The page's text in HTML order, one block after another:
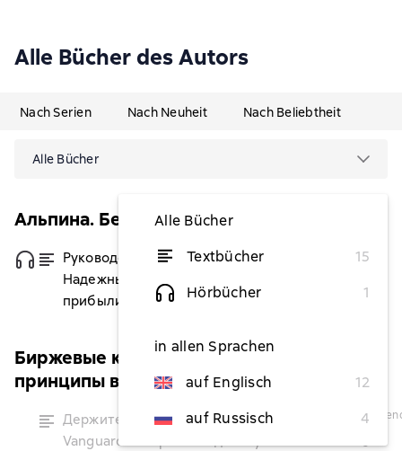
Alle Bücher des Autors
Nach Serien Nach Neuheit Nach Beliebtheit
Alle Bücher
Alle Bücher
Textbücher
15
Hörbücher
1
in allen Sprachen
auf Englisch
12
auf Russisch
4
Альпина. Бестселлер (Инвестиции)
Руководство разумного инвестора.
Надежный способ получения
прибыли на фондовом рынке
von 5,79 €
Биржевые короли. Профессиональные
принципы выдающихся финансистов
Держитесь курса. Как основатель
Vanguard совершил индексную
nicht